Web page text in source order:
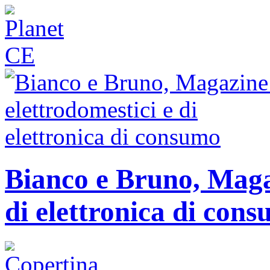
Bianco e Bruno,
di elettronica di